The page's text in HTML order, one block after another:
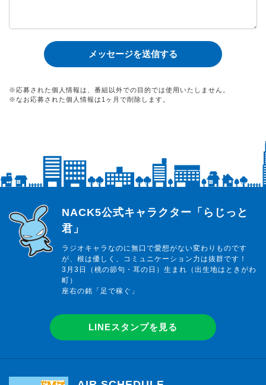
※応募された個人情報は、番組以外での目的では使用いたしません。
※なお応募された個人情報は1ヶ月で削除します。
らじっと君
NACK5公式キャラクター「らじっと
君」
ラジオキャラなのに無口で愛想がない変わりものです
が、根は優しく、コミュニケーション力は抜群です！
3月3日（桃の節句・耳の日）生まれ（出生地はときがわ
町）
座右の銘「足で稼ぐ」
LINEスタンプを見る